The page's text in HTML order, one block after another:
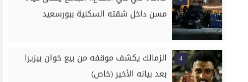
مسن داخل شقته السكنية ببورسعيد
4
الزمالك يكشف موقفه من بيع خوان بيزيرا
بعد بيانه الأخير (خاص)